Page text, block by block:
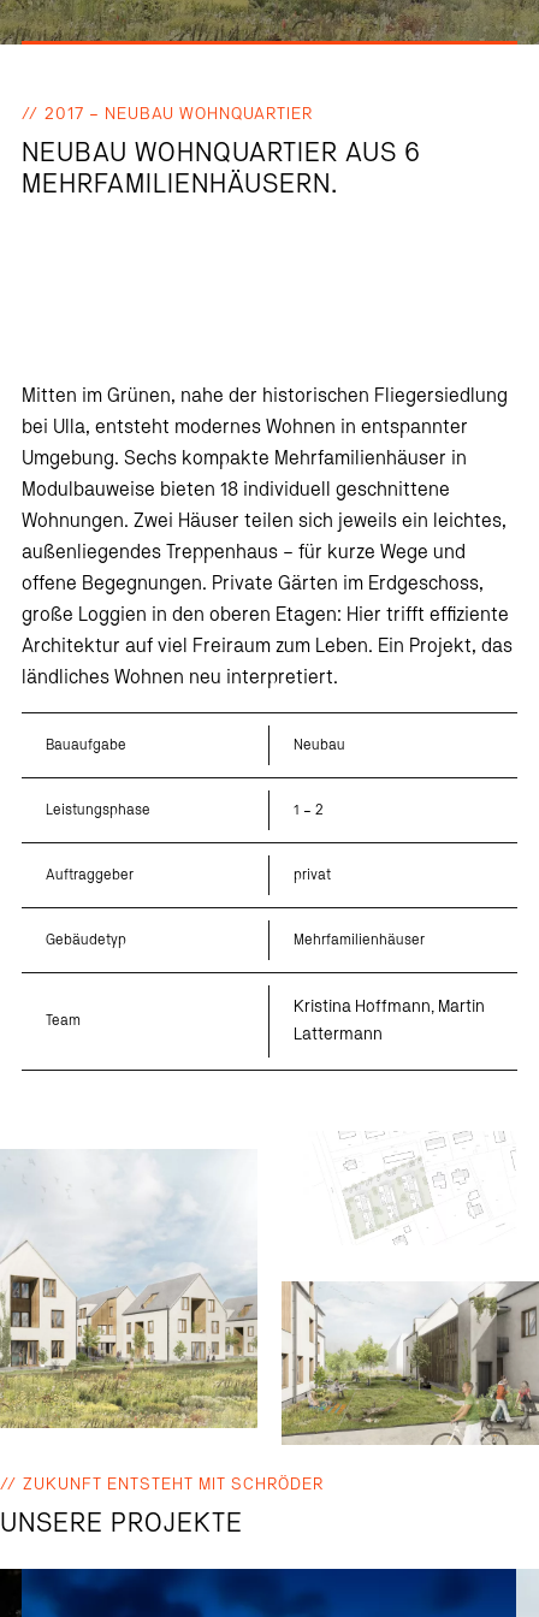
NEUBAU WOHNQUARTIER AUS 6
MEHRFAMILIENHÄUSERN.
2017 – NEUBAU WOHNQUARTIER
Mitten im Grünen, nahe der historischen Fliegersiedlung
bei Ulla, entsteht modernes Wohnen in entspannter
Umgebung. Sechs kompakte Mehrfamilienhäuser in
Modulbauweise bieten 18 individuell geschnittene
Wohnungen. Zwei Häuser teilen sich jeweils ein leichtes,
außenliegendes Treppenhaus – für kurze Wege und
offene Begegnungen. Private Gärten im Erdgeschoss,
große Loggien in den oberen Etagen: Hier trifft effiziente
Architektur auf viel Freiraum zum Leben. Ein Projekt, das
ländliches Wohnen neu interpretiert.
Bauaufgabe Neubau
Leistungsphase 1 – 2
Auftraggeber privat
Gebäudetyp Mehrfamilienhäuser
Team
Kristina Hoffmann, Martin
Lattermann
UNSERE PROJEKTE
ZUKUNFT ENTSTEHT MIT SCHRÖDER